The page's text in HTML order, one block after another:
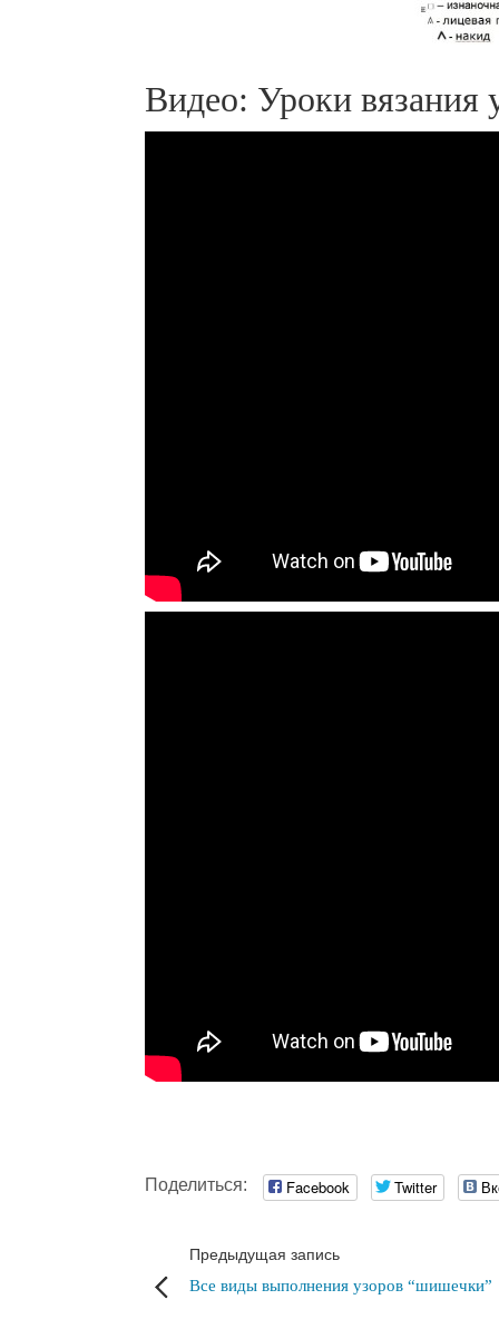
Видео: Уроки вязания
Поделиться: Facebook Twitter
Предыдущая запись
Все виды выполнения узоров “шишечки”